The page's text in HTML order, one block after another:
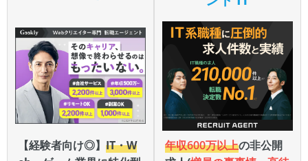
【経験者向け◎】IT・W
年収600万以上の非公開